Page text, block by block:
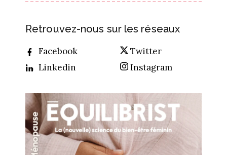
Retrouvez-nous sur les réseaux
Facebook
Twitter
Linkedin
Instagram